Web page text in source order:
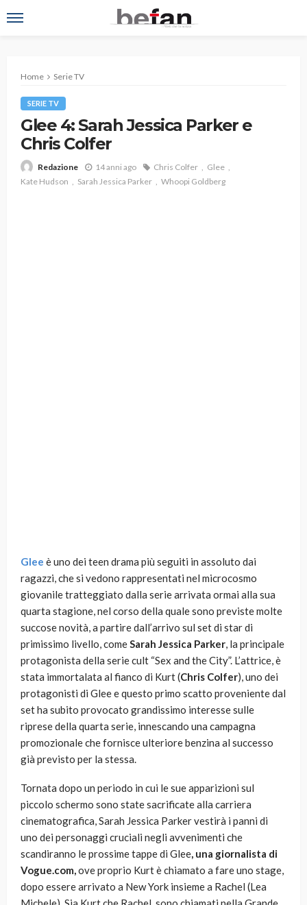
Home Serie TV
SERIE TV
Glee 4: Sarah Jessica Parker e
Chris Colfer
Redazione 14 anni ago Chris Colfer
Glee
Kate Hudson
Sarah Jessica Parker Whoopi Goldberg
Glee è uno dei teen drama più seguiti in assoluto dai
ragazzi, che si vedono rappresentati nel microcosmo
giovanile tratteggiato dalla serie arrivata ormai alla sua
quarta stagione, nel corso della quale sono previste molte
succose novità, a partire dall’arrivo sul set di star di
primissimo livello, comeSarah Jessica Parker, la principale
protagonista della serie cult “Sex and the City”. L’attrice, è
stata immortalata al fianco di Kurt (Chris Colfer), uno dei
protagonisti di Glee e questo primo scatto proveniente dal
set ha subito provocato grandissimo interesse sulle
riprese della quarta serie, innescando una campagna
promozionale che fornisce ulteriore benzina al successo
già previsto per la stessa.
Tornata dopo un periodo in cui le sue apparizioni sul
piccolo schermo sono state sacrificate alla carriera
cinematografica, Sarah Jessica Parker vestirà i panni di
uno dei personaggi cruciali negli avvenimenti che
scandiranno le prossime tappe di Glee, una giornalista di
Vogue.com,ove proprio Kurt è chiamato a fare uno stage,
dopo essere arrivato a New York insieme a Rachel (Lea